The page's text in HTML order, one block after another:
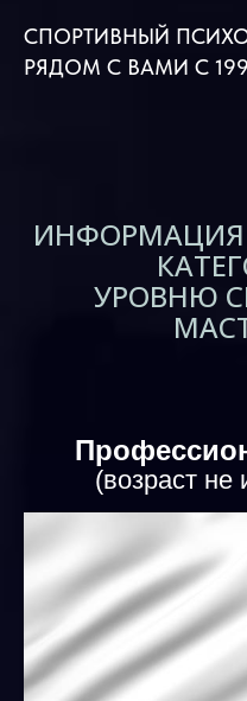
СПОРТИВНЫЙ
РЯДОМ С ВАМИ С
УРОВНЮ
(возраст не